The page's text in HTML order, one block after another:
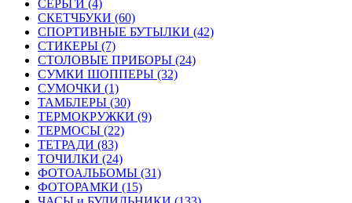
СЕРЬГИ (4)
СКЕТЧБУКИ (60)
СПОРТИВНЫЕ БУТЫЛКИ (42)
СТИКЕРЫ (7)
СТОЛОВЫЕ ПРИБОРЫ (24)
СУМКИ ШОППЕРЫ (32)
СУМОЧКИ (1)
ТАМБЛЕРЫ (30)
ТЕРМОКРУЖКИ (9)
ТЕРМОСЫ (22)
ТЕТРАДИ (83)
ТОЧИЛКИ (24)
ФОТОАЛЬБОМЫ (31)
ФОТОРАМКИ (15)